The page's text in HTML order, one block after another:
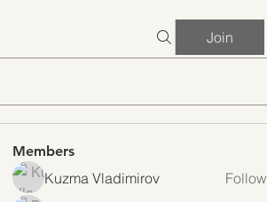
Join
Members
Kuzma Vladimirov
Follow